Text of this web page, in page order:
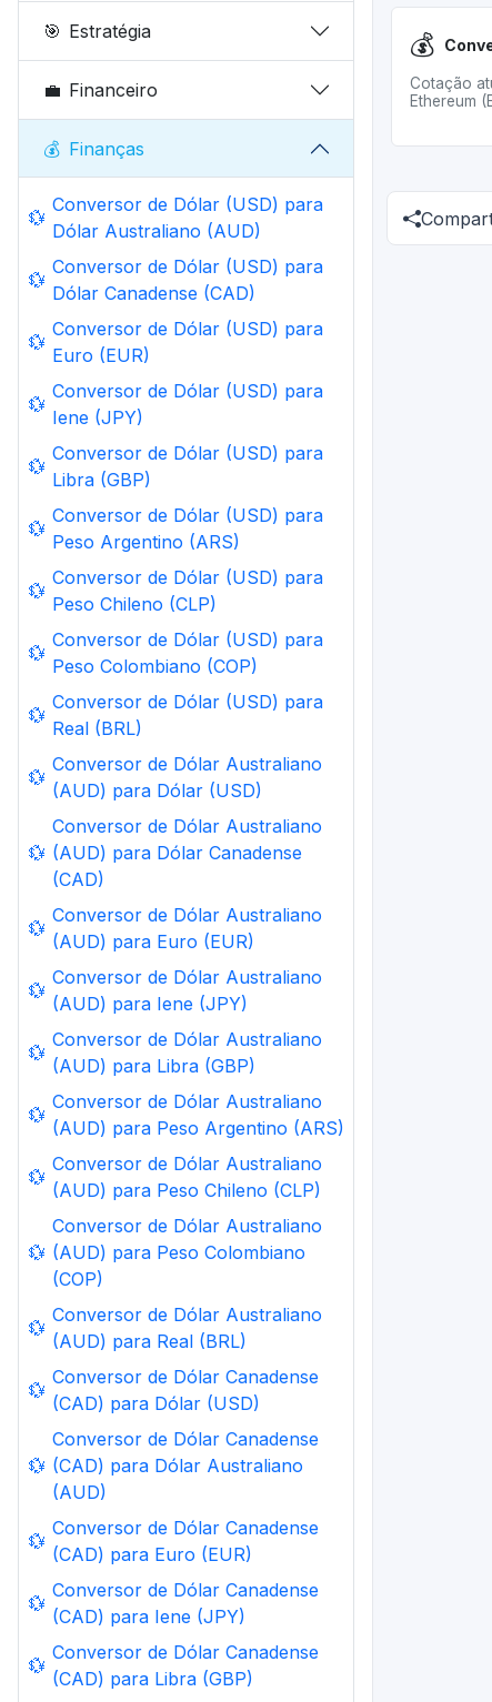
🎯 Estratégia
💼 Financeiro
💰 Finanças
💱
Conversor de Dólar (USD) para
Dólar Australiano (AUD)
💱
Conversor de Dólar (USD) para
Dólar Canadense (CAD)
💱
Conversor de Dólar (USD) para
Euro (EUR)
💱
Conversor de Dólar (USD) para
Iene (JPY)
💱
Conversor de Dólar (USD) para
Libra (GBP)
💱
Conversor de Dólar (USD) para
Peso Argentino (ARS)
💱
Conversor de Dólar (USD) para
Peso Chileno (CLP)
💱
Conversor de Dólar (USD) para
Peso Colombiano (COP)
💱
Conversor de Dólar (USD) para
Real (BRL)
💱
Conversor de Dólar Australiano
(AUD) para Dólar (USD)
💱
Conversor de Dólar Australiano
(AUD) para Dólar Canadense
(CAD)
💱
Conversor de Dólar Australiano
(AUD) para Euro (EUR)
💱
Conversor de Dólar Australiano
(AUD) para Iene (JPY)
💱
Conversor de Dólar Australiano
(AUD) para Libra (GBP)
💱
Conversor de Dólar Australiano
(AUD) para Peso Argentino (ARS)
💱
Conversor de Dólar Australiano
(AUD) para Peso Chileno (CLP)
💱
Conversor de Dólar Australiano
(AUD) para Peso Colombiano
(COP)
💱
Conversor de Dólar Australiano
(AUD) para Real (BRL)
💱
Conversor de Dólar Canadense
(CAD) para Dólar (USD)
💱
Conversor de Dólar Canadense
(CAD) para Dólar Australiano
(AUD)
💱
Conversor de Dólar Canadense
(CAD) para Euro (EUR)
💱
Conversor de Dólar Canadense
(CAD) para Iene (JPY)
💱
Conversor de Dólar Canadense
(CAD) para Libra (GBP)
💰
Cotação
Ethereum